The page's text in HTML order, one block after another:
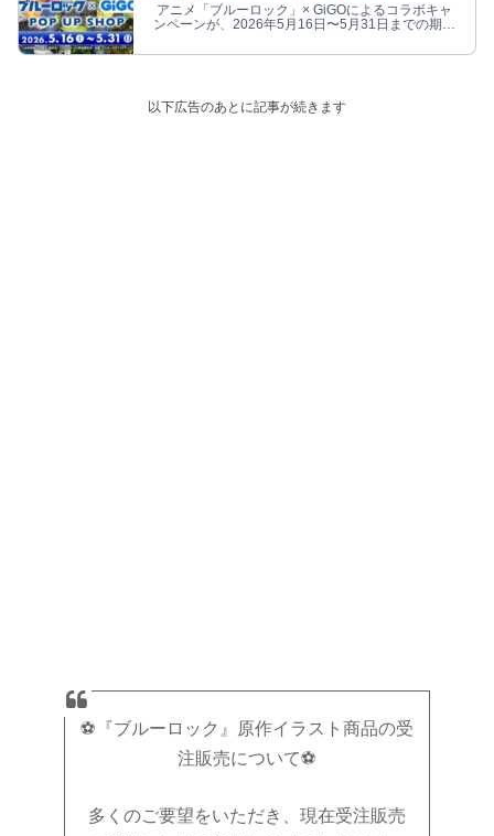
アニメ「ブルーロック」× GiGOによるコラボキャ
ンペーンが、2026年5月16日〜5月31日までの期間
以下広告のあとに記事が続きます
⚽️『ブルーロック』原作イラスト商品の受
注販売について⚽️
多くのご要望をいただき、現在受注販売